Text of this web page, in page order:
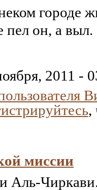
городе
пел он, а выл.
2011 -
,
миссии